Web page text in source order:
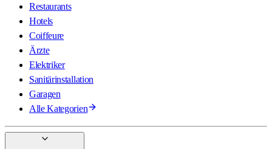
Restaurants
Hotels
Coiffeure
Ärzte
Elektriker
Sanitärinstallation
Garagen
Alle Kategorien